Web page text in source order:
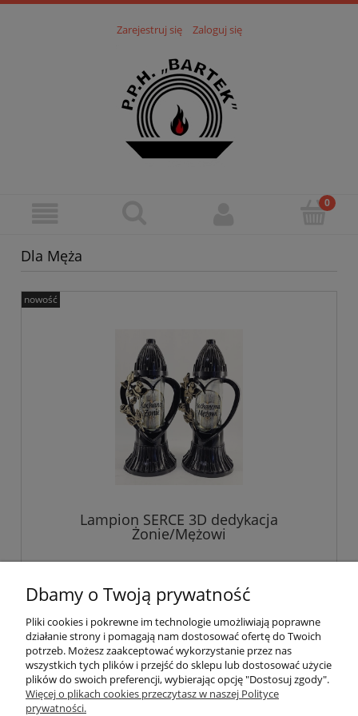
Zarejestruj się Zaloguj się
Dla Męża
Lampion SERCE 3D dedykacja
Żonie/Mężowi
do koszyka
nowość
Pomoc
Dbamy o Twoją prywatność
Pliki cookies i pokrewne im technologie umożliwiają poprawne
działanie strony i pomagają nam dostosować ofertę do Twoich
potrzeb. Możesz zaakceptować wykorzystanie przez nas
wszystkich tych plików i przejść do sklepu lub dostosować użycie
plików do swoich preferencji, wybierając opcję "Dostosuj zgody".
Więcej o plikach cookies przeczytasz w naszej Polityce
prywatności.